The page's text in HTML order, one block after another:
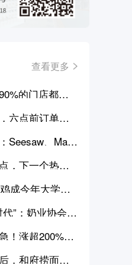
查看更多
的门店都只
？
六点前订单大
Seesaw、Man
了不同的果
，下一个热门
成今年大学城
”；奶业协会称
！涨超200%，
，和府捞面李